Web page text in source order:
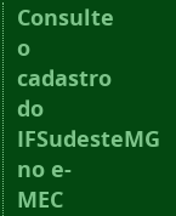
Consulte
o
cadastro
do
IFSudesteMG
no e-
MEC